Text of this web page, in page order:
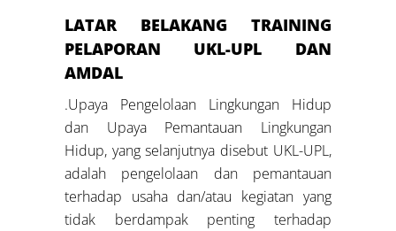
LATAR BELAKANG TRAINING
PELAPORAN UKL-UPL DAN
AMDAL
.Upaya Pengelolaan Lingkungan Hidup
dan Upaya Pemantauan Lingkungan
Hidup, yang selanjutnya disebut UKL-UPL,
adalah pengelolaan dan pemantauan
terhadap usaha dan/atau kegiatan yang
tidak berdampak penting terhadap